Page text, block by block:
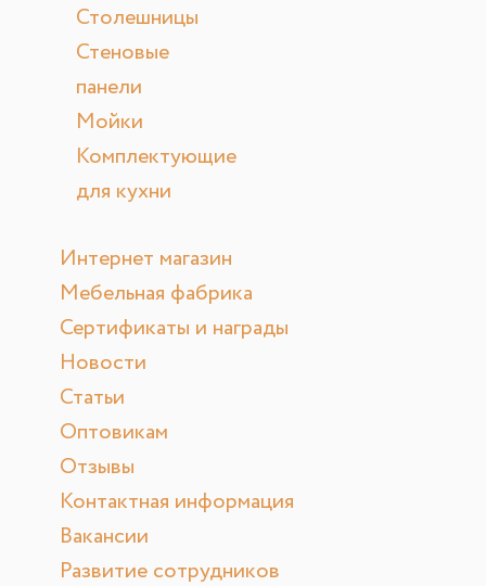
Столешницы
Стеновые
панели
Мойки
Комплектующие
для кухни
Интернет магазин
Мебельная фабрика
Сертификаты и награды
Новости
Статьи
Оптовикам
Отзывы
Контактная информация
Вакансии
Развитие сотрудников